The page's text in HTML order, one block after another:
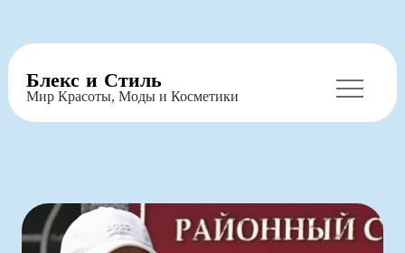
Перейти
содержимому
Блекс и Стиль
Мир Красоты, Моды и Косметики